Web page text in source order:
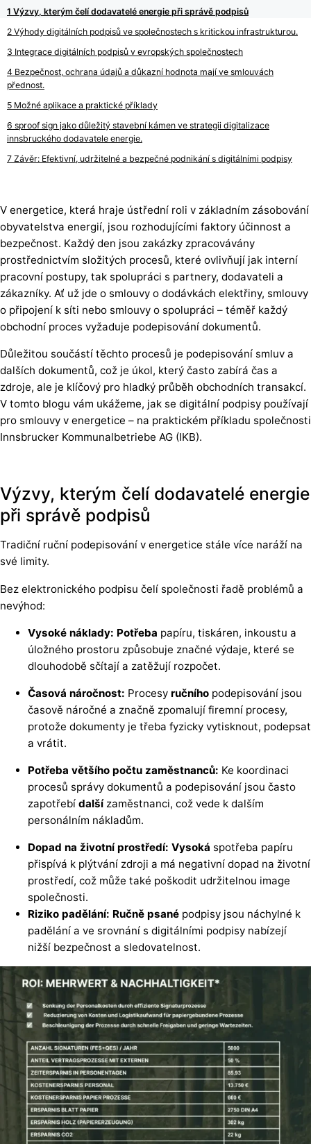
Výzvy, kterým čelí dodavatelé energie při správě podpisů
Výhody digitálních podpisů ve společnostech s kritickou infrastrukturou.
Integrace digitálních podpisů v evropských společnostech
Bezpečnost, ochrana údajů a důkazní hodnota mají ve smlouvách
přednost.
Možné aplikace a praktické příklady
sproof sign jako důležitý stavební kámen ve strategii digitalizace
innsbruckého dodavatele energie.
Závěr: Efektivní, udržitelné a bezpečné podnikání s digitálními podpisy
V energetice, která hraje ústřední roli v základním zásobování
obyvatelstva energií, jsou rozhodujícími faktory účinnost a
bezpečnost. Každý den jsou zakázky zpracovávány
prostřednictvím složitých procesů, které ovlivňují jak interní
pracovní postupy, tak spolupráci s partnery, dodavateli a
zákazníky. Ať už jde o smlouvy o dodávkách elektřiny, smlouvy
o připojení k síti nebo smlouvy o spolupráci – téměř každý
obchodní proces vyžaduje podepisování dokumentů.
Důležitou součástí těchto procesů je podepisování smluv a
dalších dokumentů, což je úkol, který často zabírá čas a
zdroje, ale je klíčový pro hladký průběh obchodních transakcí.
V tomto blogu vám ukážeme, jak se digitální podpisy používají
pro smlouvy v energetice – na praktickém příkladu společnosti
Innsbrucker Kommunalbetriebe AG (IKB).
Výzvy, kterým čelí dodavatelé energie
při správě podpisů
Tradiční ruční podepisování v energetice stále více naráží na
své limity.
Bez elektronického podpisu čelí společnosti řadě problémů a
nevýhod:
Vysoké náklady: Potřeba papíru, tiskáren, inkoustu a
úložného prostoru způsobuje značné výdaje, které se
dlouhodobě sčítají a zatěžují rozpočet.
Časová náročnost: Procesy ručního podepisování jsou
časově náročné a značně zpomalují firemní procesy,
protože dokumenty je třeba fyzicky vytisknout, podepsat
a vrátit.
Potřeba většího počtu zaměstnanců: Ke koordinaci
procesů správy dokumentů a podepisování jsou často
zapotřebí dalšízaměstnanci, což vede k dalším
personálním nákladům.
Dopad na životní prostředí: Vysoká spotřeba papíru
přispívá k plýtvání zdroji a má negativní dopad na životní
prostředí, což může také poškodit udržitelnou image
společnosti.
Riziko padělání: Ručně psané podpisy jsou náchylné k
padělání a ve srovnání s digitálními podpisy nabízejí
nižší bezpečnost a sledovatelnost.